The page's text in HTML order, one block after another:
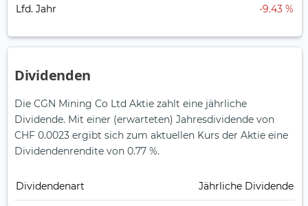
Lfd. Jahr -9.43 %
Dividenden
Die CGN Mining Co Ltd Aktie zahlt eine jährliche
Dividende. Mit einer (erwarteten) Jahresdividende von
CHF 0.0023 ergibt sich zum aktuellen Kurs der Aktie eine
Dividendenrendite von 0.77 %.
Dividendenart Jährliche Dividende